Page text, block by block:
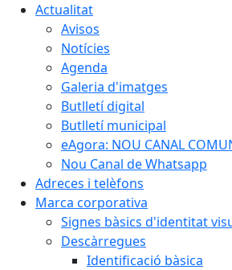
Actualitat
Avisos
Notícies
Agenda
Galeria d'imatges
Butlletí digital
Butlletí municipal
eAgora: NOU CANAL
Nou Canal de Whatsapp
Adreces i telèfons
Marca corporativa
Signes bàsics d'identitat
Descàrregues
Identificació bàsica